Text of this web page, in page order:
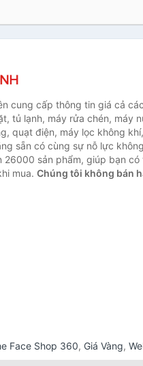
cung cấp thông tin giá cả
tủ lạnh, máy rửa chén, máy
quạt điện, máy lọc không
sẵn có cùng sự nỗ lực
sản phẩm, giúp bạn có
mua. Chúng tôi không bán
Face Shop 360, Giá Vàng,